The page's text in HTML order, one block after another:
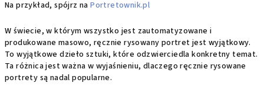
Na przykład, spójrz naPortretownik.pl
W świecie, w którym wszystko jest zautomatyzowane i
produkowane masowo, ręcznie rysowany portret jest wyjątkowy.
To wyjątkowe dzieło sztuki, które odzwierciedla konkretny temat.
Ta różnica jest ważna w wyjaśnieniu, dlaczego ręcznie rysowane
portrety są nadal popularne.